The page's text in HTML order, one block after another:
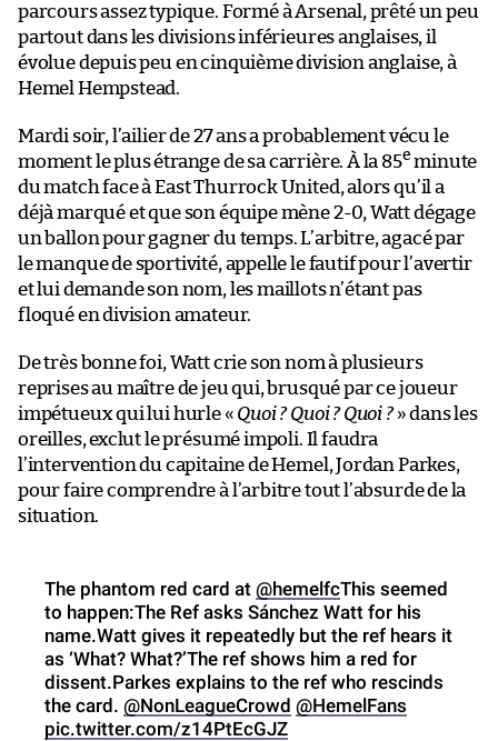
parcours assez typique. Formé à Arsenal, prêté un peu
partout dans les divisions inférieures anglaises, il
évolue depuis peu en cinquième division anglaise, à
Hemel Hempstead.
Mardi soir, l’ailier de 27 ans a probablement vécu le
moment le plus étrange de sa carrière. À la 85e minute
du match face à East Thurrock United, alors qu’il a
déjà marqué et que son équipe mène 2-0, Watt dégage
un ballon pour gagner du temps. L’arbitre, agacé par
le manque de sportivité, appelle le fautif pour l’avertir
et lui demande son nom, les maillots n’étant pas
floqué en division amateur.
De très bonne foi, Watt crie son nom à plusieurs
reprises au maître de jeu qui, brusqué par ce joueur
impétueux qui lui hurle « Quoi ? Quoi ? Quoi ?» dans les
oreilles, exclut le présumé impoli. Il faudra
l’intervention du capitaine de Hemel, Jordan Parkes,
pour faire comprendre à l’arbitre tout l’absurde de la
situation.
The phantom red card at @hemelfcThis seemed
to happen:The Ref asks Sánchez Watt for his
name.Watt gives it repeatedly but the ref hears it
as ‘What? What?’The ref shows him a red for
dissent.Parkes explains to the ref who rescinds
the card. @NonLeagueCrowd @HemelFans
pic.twitter.com/z14PtEcGJZ